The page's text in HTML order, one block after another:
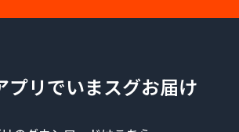
プリでいまスグお届け